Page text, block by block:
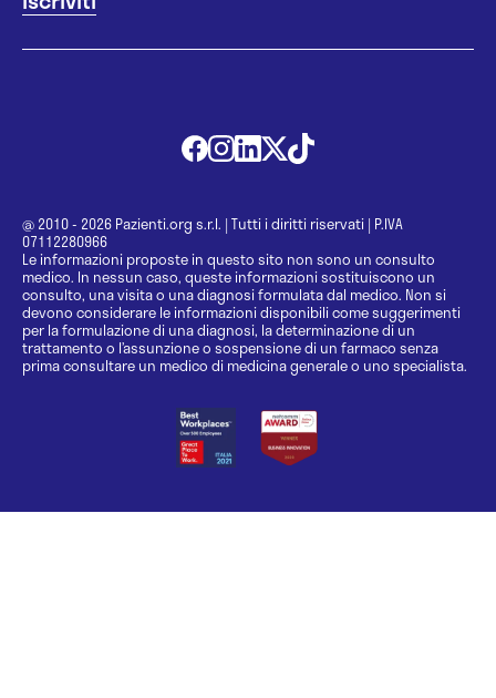
@ 2010 - 2026 Pazienti.org s.r.l. | Tutti i diritti riservati | P.IVA
07112280966
Le informazioni proposte in questo sito non sono un consulto
medico. In nessun caso, queste informazioni sostituiscono un
consulto, una visita o una diagnosi formulata dal medico. Non si
devono considerare le informazioni disponibili come suggerimenti
per la formulazione di una diagnosi, la determinazione di un
trattamento o l’assunzione o sospensione di un farmaco senza
prima consultare un medico di medicina generale o uno specialista.